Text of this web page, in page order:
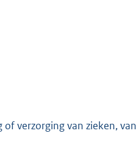
verzorging van zieken,